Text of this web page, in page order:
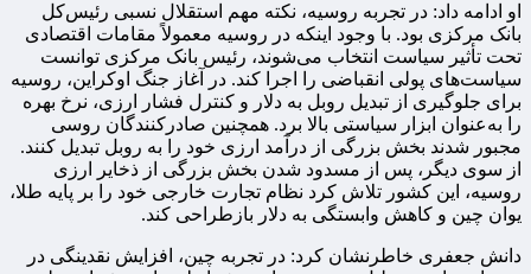
او ادامه داد: در تجربه روسیه، نکته مهم استقلال نسبی رئیس‌کل
بانک مرکزی بود. با وجود اینکه در روسیه معمولاً مقامات اقتصادی
تحت تأثیر سیاست انتخاب می‌شوند، رئیس بانک مرکزی توانست
سیاست‌های پولی انقباضی را اجرا کند. در آغاز جنگ اوکراین، روسیه
برای جلوگیری از تبدیل روبل به دلار و کنترل فشار ارزی، نرخ بهره
را به‌عنوان ابزار سیاستی بالا برد. همچنین صادرکنندگان روسی
مجبور شدند بخش بزرگی از درآمد ارزی خود را به روبل تبدیل کنند.
از سوی دیگر، پس از مسدود شدن بخش بزرگی از ذخایر ارزی
روسیه، این کشور تلاش کرد نظام تجارت خارجی خود را بر پایه طلا،
یوان چین و کاهش وابستگی به دلار بازطراحی کند.
دانش جعفری خاطرنشان کرد: در تجربه چین، افزایش نقدینگی در